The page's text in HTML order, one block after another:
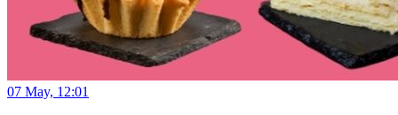
07 May, 12:01